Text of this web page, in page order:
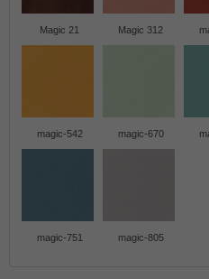
Magic 21 Magic 312
magic-542 magic-670
magic-751 magic-805